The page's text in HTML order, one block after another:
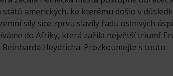
amerických, ke kterému došlo v
síly sice zprvu slavily řadu oslnivých
do Afriky, která zažila největší triumf
Heydricha. Prozkoumejte s touto